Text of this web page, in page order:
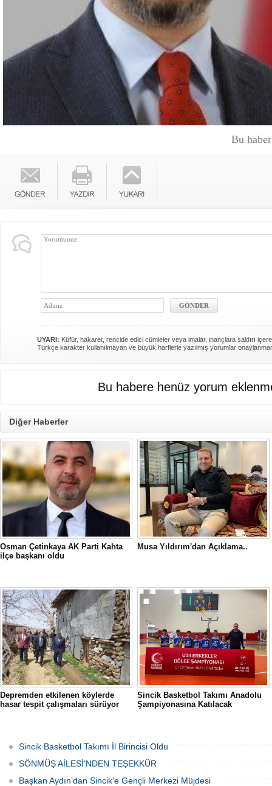
Bu
UYARI: Küfür, hakaret, rencide edici cümleler veya imalar, inançlara saldırı
Türkçe karakter kullanılmayan ve büyük harflerle yazılmış yorumlar
Bu habere henüz yorum
Diğer Haberler
Osman Çetinkaya AK Parti Kahta
ilçe başkanı oldu
Musa Yıldırım'dan Açıklama..
Depremden etkilenen köylerde
hasar tespit çalışmaları sürüyor
Sincik Basketbol Takımı Anadolu
Şampiyonasına Katılacak
Sincik Basketbol Takımı İl Birincisi Oldu
SÖNMÜŞ AİLESİ'NDEN TEŞEKKÜR
Başkan Aydın’dan Sincik’e Gençli Merkezi Müjdesi